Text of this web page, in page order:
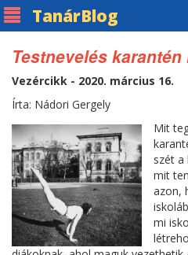
TanárBlog
Testnevelés
Vezércikk - 2020. március 16.
Írta: Nádori Gergely
Mit
szét a
mit
azon,
mi